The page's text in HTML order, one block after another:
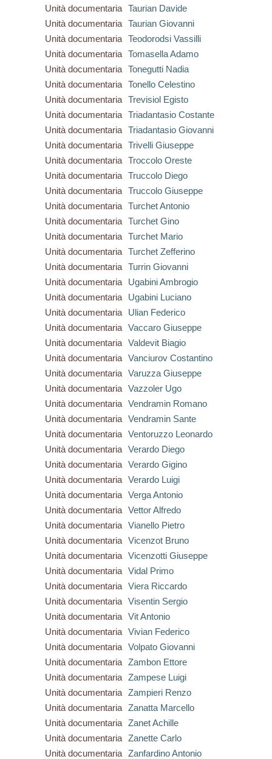
Unità documentaria
Taurian Davide
Unità documentaria
Taurian Giovanni
Unità documentaria
Teodorodsi Vassilli
Unità documentaria
Tomasella Adamo
Unità documentaria
Tonegutti Nadia
Unità documentaria
Tonello Celestino
Unità documentaria
Trevisiol Egisto
Unità documentaria
Triadantasio Costante
Unità documentaria
Triadantasio Giovanni
Unità documentaria
Trivelli Giuseppe
Unità documentaria
Troccolo Oreste
Unità documentaria
Truccolo Diego
Unità documentaria
Truccolo Giuseppe
Unità documentaria
Turchet Antonio
Unità documentaria
Turchet Gino
Unità documentaria
Turchet Mario
Unità documentaria
Turchet Zefferino
Unità documentaria
Turrin Giovanni
Unità documentaria
Ugabini Ambrogio
Unità documentaria
Ugabini Luciano
Unità documentaria
Ulian Federico
Unità documentaria
Vaccaro Giuseppe
Unità documentaria
Valdevit Biagio
Unità documentaria
Vanciurov Costantino
Unità documentaria
Varuzza Giuseppe
Unità documentaria
Vazzoler Ugo
Unità documentaria
Vendramin Romano
Unità documentaria
Vendramin Sante
Unità documentaria
Ventoruzzo Leonardo
Unità documentaria
Verardo Diego
Unità documentaria
Verardo Gigino
Unità documentaria
Verardo Luigi
Unità documentaria
Verga Antonio
Unità documentaria
Vettor Alfredo
Unità documentaria
Vianello Pietro
Unità documentaria
Vicenzot Bruno
Unità documentaria
Vicenzotti Giuseppe
Unità documentaria
Vidal Primo
Unità documentaria
Viera Riccardo
Unità documentaria
Visentin Sergio
Unità documentaria
Vit Antonio
Unità documentaria
Vivian Federico
Unità documentaria
Volpato Giovanni
Unità documentaria
Zambon Ettore
Unità documentaria
Zampese Luigi
Unità documentaria
Zampieri Renzo
Unità documentaria
Zanatta Marcello
Unità documentaria
Zanet Achille
Unità documentaria
Zanette Carlo
Unità documentaria
Zanfardino Antonio